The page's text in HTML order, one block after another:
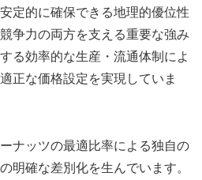
定的に確保できる地理的優位性
争力の両方を支える重要な強み
る効率的な生産・流通体制によ
正な価格設定を実現していま
ナッツの最適比率による独自の
明確な差別化を生んでいます。